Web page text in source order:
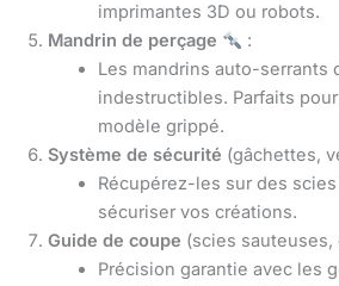
imprimantes 3D ou robots.
Mandrin de perçage
:
Les mandrins auto-serrants
indestructibles. Parfaits
modèle grippé.
Système de sécurité (gâchettes,
Récupérez-les sur des scies
sécuriser vos créations.
Guide de coupe (scies sauteuses,
Précision garantie avec les